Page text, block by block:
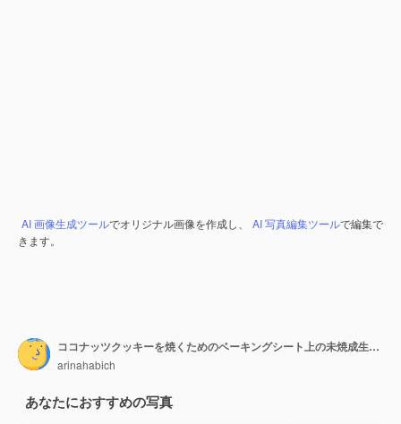
AI 画像生成ツールでオリジナル画像を作成し、 AI 写真編集ツールで編集で
きます。
ココナッツクッキーを焼くためのベーキングシート上の未焼成生地スクープ
arinahabich
あなたにおすすめの写真